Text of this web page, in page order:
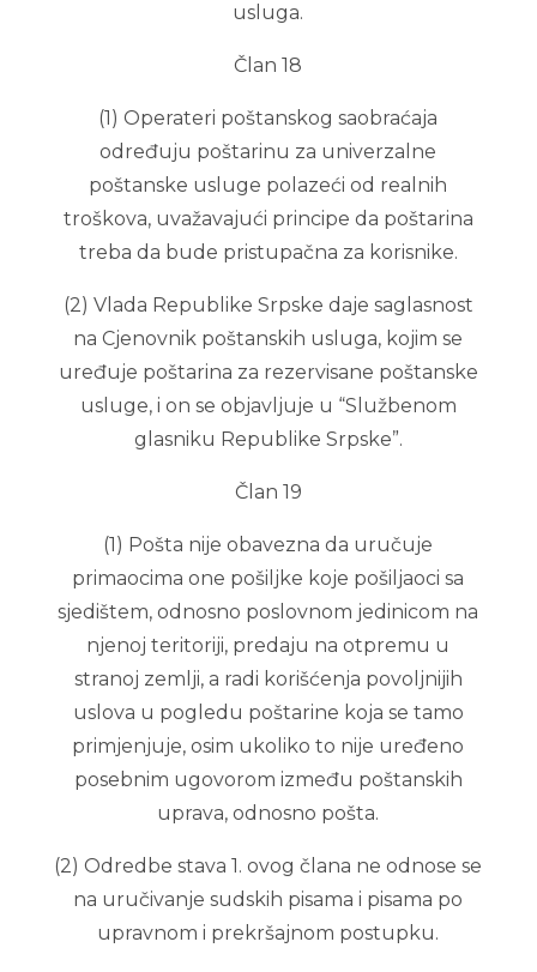
usluga.
Član 18
(1) Operateri poštanskog saobraćaja
određuju poštarinu za univerzalne
poštanske usluge polazeći od realnih
troškova, uvažavajući principe da poštarina
treba da bude pristupačna za korisnike.
(2) Vlada Republike Srpske daje saglasnost
na Cjenovnik poštanskih usluga, kojim se
uređuje poštarina za rezervisane poštanske
usluge, i on se objavljuje u “Službenom
glasniku Republike Srpske”.
Član 19
(1) Pošta nije obavezna da uručuje
primaocima one pošiljke koje pošiljaoci sa
sjedištem, odnosno poslovnom jedinicom na
njenoj teritoriji, predaju na otpremu u
stranoj zemlji, a radi korišćenja povoljnijih
uslova u pogledu poštarine koja se tamo
primjenjuje, osim ukoliko to nije uređeno
posebnim ugovorom između poštanskih
uprava, odnosno pošta.
(2) Odredbe stava 1. ovog člana ne odnose se
na uručivanje sudskih pisama i pisama po
upravnom i prekršajnom postupku.